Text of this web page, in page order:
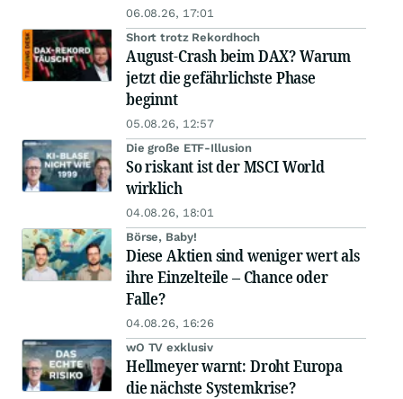
06.08.26, 17:01
Short trotz Rekordhoch
August-Crash beim DAX? Warum
jetzt die gefährlichste Phase
beginnt
05.08.26, 12:57
Die große ETF-Illusion
So riskant ist der MSCI World
wirklich
04.08.26, 18:01
Börse, Baby!
Diese Aktien sind weniger wert als
ihre Einzelteile – Chance oder
Falle?
04.08.26, 16:26
wO TV exklusiv
Hellmeyer warnt: Droht Europa
die nächste Systemkrise?